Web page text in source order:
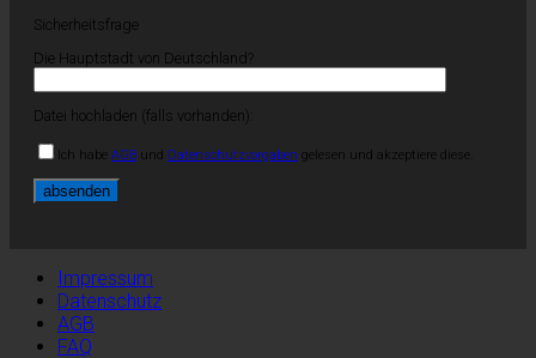
Sicherheitsfrage
Die Hauptstadt von Deutschland?
Datei hochladen (falls vorhanden):
Ich habe AGB und Datenschutzvorgaben gelesen und akzeptiere diese.
Impressum
Datenschutz
AGB
FAQ